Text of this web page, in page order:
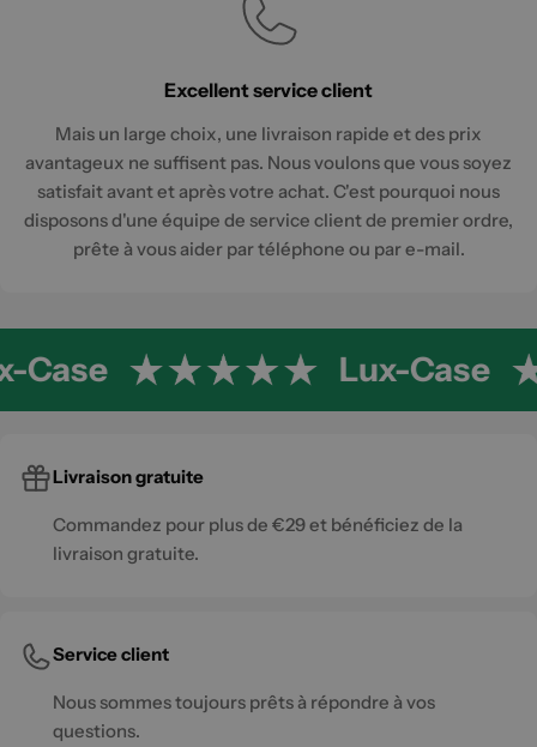
Excellent service client
Mais un large choix, une livraison rapide et des prix
avantageux ne suffisent pas. Nous voulons que vous soyez
satisfait avant et après votre achat. C'est pourquoi nous
disposons d'une équipe de service client de premier ordre,
prête à vous aider par téléphone ou par e-mail.
Case Lux-Case
Livraison gratuite
Commandez pour plus de €29 et bénéficiez de la
livraison gratuite.
Service client
Nous sommes toujours prêts à répondre à vos
questions.